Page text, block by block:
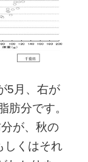
5月、右が
肪分です。
が、秋の
しくはそれ